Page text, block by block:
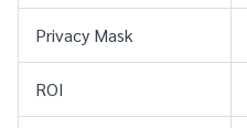
Privacy Mask
ROI